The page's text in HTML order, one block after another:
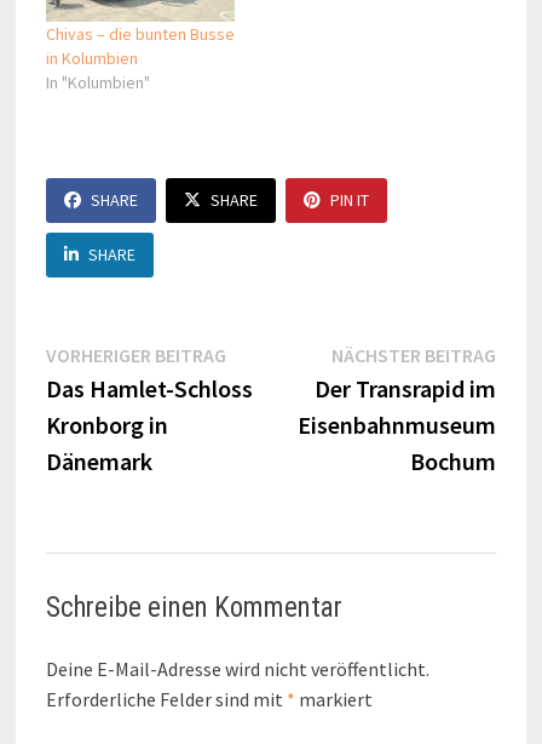
Chivas – die bunten Busse
in Kolumbien
In "Kolumbien"
SHARE SHARE PIN IT
SHARE
Beitragsnavigation
VORHERIGER BEITRAGVorheriger
Beitrag:
Das Hamlet-Schloss
Kronborg in
Dänemark
NÄCHSTER BEITRAG
Der Transrapid im
Eisenbahnmuseum
Bochum
Schreibe einen Kommentar
Deine E-Mail-Adresse wird nicht veröffentlicht.
Erforderliche Felder sind mit * markiert